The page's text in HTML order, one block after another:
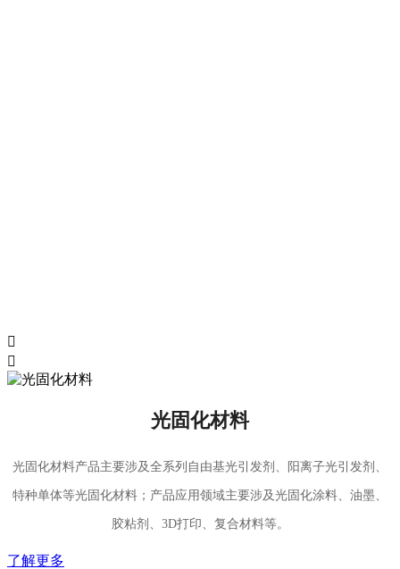


光固化材料
光固化材料产品主要涉及全系列自由基光引发剂、阳离子光引发剂、
特种单体等光固化材料；产品应用领域主要涉及光固化涂料、油墨、
胶粘剂、3D打印、复合材料等。
了解更多